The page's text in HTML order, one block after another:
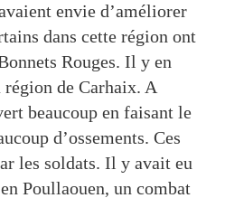
envie d’améliorer
dans cette région ont
Rouges. Il y en
région de Carhaix. A
beaucoup en faisant le
d’ossements. Ces
les soldats. Il y avait eu
Poullaouen, un combat